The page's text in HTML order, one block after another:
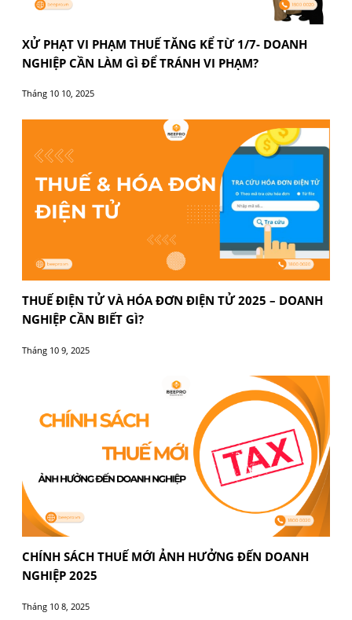
XỬ PHẠT VI PHẠM THUẾ TĂNG KỂ TỪ 1/7-
NGHIỆP CẦN LÀM GÌ ĐỂ TRÁNH VI PHẠM?
Tháng 10 10, 2025